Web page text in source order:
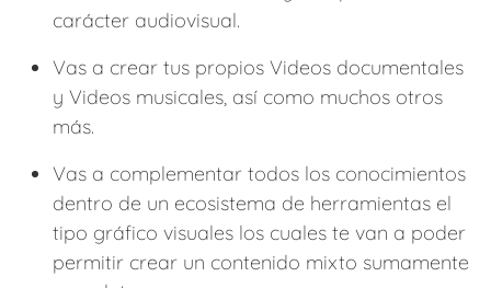
carácter audiovisual.
Vas a crear tus propios Videos documentales
y Videos musicales, así como muchos otros
más.
Vas a complementar todos los conocimientos
dentro de un ecosistema de herramientas el
tipo gráfico visuales los cuales te van a poder
permitir crear un contenido mixto sumamente